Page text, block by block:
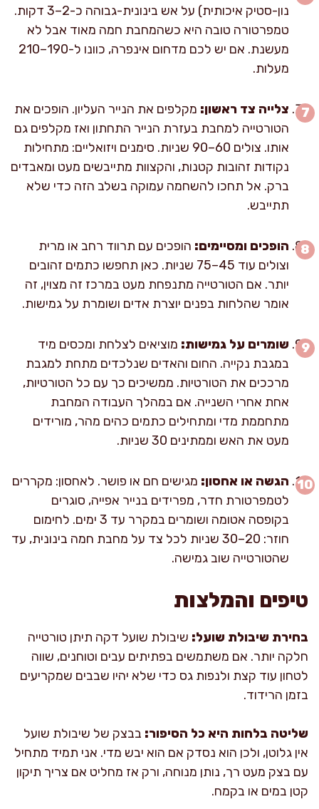
נון-סטיק איכותית) על אש בינונית-גבוהה כ-2–3 דקות.
טמפרטורה טובה היא כשהמחבת חמה מאוד אבל לא
מעשנת. אם יש לכם מדחום אינפרה, כוונו ל-190–210
מעלות.
צלייה צד ראשון: מקלפים את הנייר העליון. הופכים את
הטורטייה למחבת בעזרת הנייר התחתון ואז מקלפים גם
אותו. צולים 60–90 שניות. סימנים ויזואליים: מתחילות
נקודות זהובות קטנות, והקצוות מתייבשים מעט ומאבדים
ברק. אל תחכו להשחמה עמוקה בשלב הזה כדי שלא
תתייבש.
הופכים ומסיימים: הופכים עם תרווד רחב או מרית
וצולים עוד 45–75 שניות. כאן תחפשו כתמים זהובים
יותר. אם הטורטייה מתנפחת מעט במרכז זה מצוין, זה
אומר שהלחות בפנים יוצרת אדים ושומרת על גמישות.
שומרים על גמישות: מוציאים לצלחת ומכסים מיד
במגבת נקייה. החום והאדים שנלכדים מתחת למגבת
מרככים את הטורטיות. ממשיכים כך עם כל הטורטיות,
אחת אחרי השנייה. אם במהלך העבודה המחבת
מתחממת מדי ומתחילים כתמים כהים מהר, מורידים
מעט את האש וממתינים 30 שניות.
הגשה או אחסון: מגישים חם או פושר. לאחסון: מקררים
לטמפרטורת חדר, מפרידים בנייר אפייה, סוגרים
בקופסה אטומה ושומרים במקרר עד 3 ימים. לחימום
חוזר: 20–30 שניות לכל צד על מחבת חמה בינונית, עד
שהטורטייה שוב גמישה.
טיפים והמלצות
בחירת שיבולת שועל: שיבולת שועל דקה תיתן טורטייה
חלקה יותר. אם משתמשים בפתיתים עבים וטוחנים, שווה
לטחון עוד קצת ולנפות גס כדי שלא יהיו שבבים שמקריעים
בזמן הרידוד.
שליטה בלחות היא כל הסיפור: בבצק של שיבולת שועל
אין גלוטן, ולכן הוא נסדק אם הוא יבש מדי. אני תמיד מתחיל
עם בצק מעט רך, נותן מנוחה, ורק אז מחליט אם צריך תיקון
קטן במים או בקמח.